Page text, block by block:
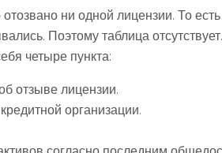
ни одной лицензии. То
Поэтому таблица
четыре пункта:
отзыве лицензии.
организации.